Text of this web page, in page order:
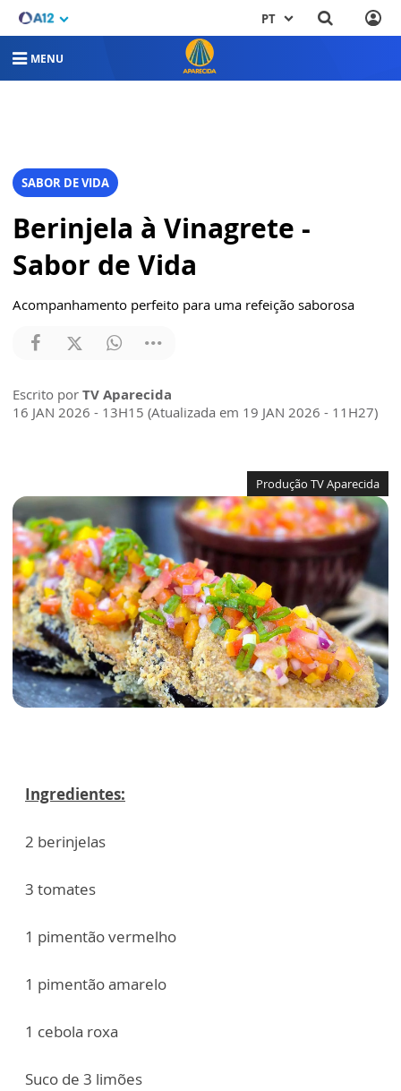
PT
MENU
SABOR DE VIDA
Berinjela à Vinagrete -
Sabor de Vida
Acompanhamento perfeito para uma refeição saborosa
Escrito por TV Aparecida
16 JAN 2026 - 13H15 (Atualizada em 19 JAN 2026 - 11H27)
Produção TV Aparecida
Ingredientes:
2 berinjelas
3 tomates
1 pimentão vermelho
1 pimentão amarelo
1 cebola roxa
Suco de 3 limões